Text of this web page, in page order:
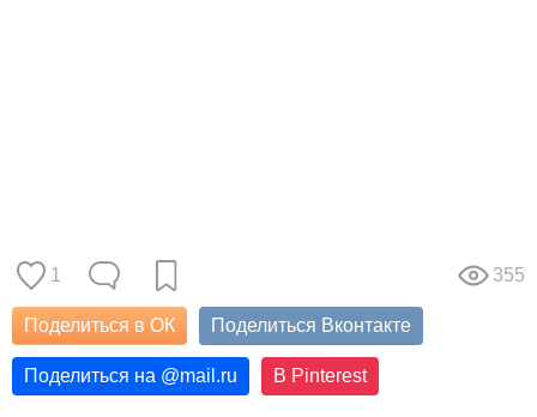
1 355
Поделиться в ОК Поделиться Вконтакте
Поделиться на @mail.ru В Pinterest